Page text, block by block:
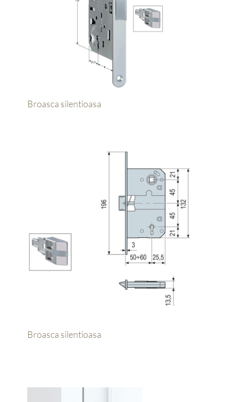
Broasca silentioasa
Broasca silentioasa